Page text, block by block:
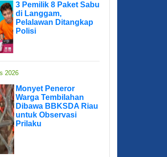
3 Pemilik 8 Paket Sabu
di Langgam,
Pelalawan Ditangkap
Polisi
2026
Monyet Peneror
Warga Tembilahan
Dibawa BBKSDA Riau
untuk Observasi
Prilaku